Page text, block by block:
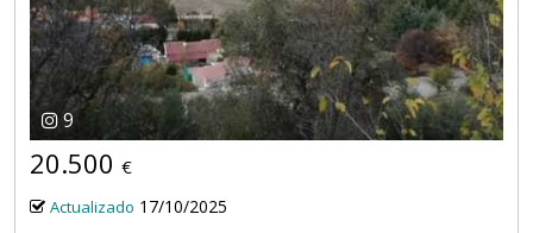
9
20.500 €
Actualizado 17/10/2025